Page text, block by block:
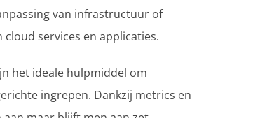
van infrastructuur of
services en applicaties.
het ideale hulpmiddel om
ingrepen. Dankzij metrics en